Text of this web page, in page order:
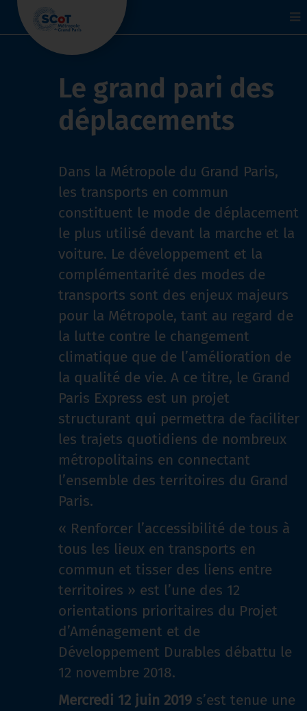
Le grand pari des
déplacements
Dans la Métropole du Grand Paris,
les transports en commun
constituent le mode de déplacement
le plus utilisé devant la marche et la
voiture. Le développement et la
complémentarité des modes de
transports sont des enjeux majeurs
pour la Métropole, tant au regard de
la lutte contre le changement
climatique que de l’amélioration de
la qualité de vie. A ce titre, le Grand
Paris Express est un projet
structurant qui permettra de faciliter
les trajets quotidiens de nombreux
métropolitains en connectant
l’ensemble des territoires du Grand
Paris.
« Renforcer l’accessibilité de tous à
tous les lieux en transports en
commun et tisser des liens entre
territoires » est l’une des 12
orientations prioritaires du Projet
d’Aménagement et de
Développement Durables débattu le
12 novembre 2018.
Mercredi 12 juin 2019 s’est tenue une